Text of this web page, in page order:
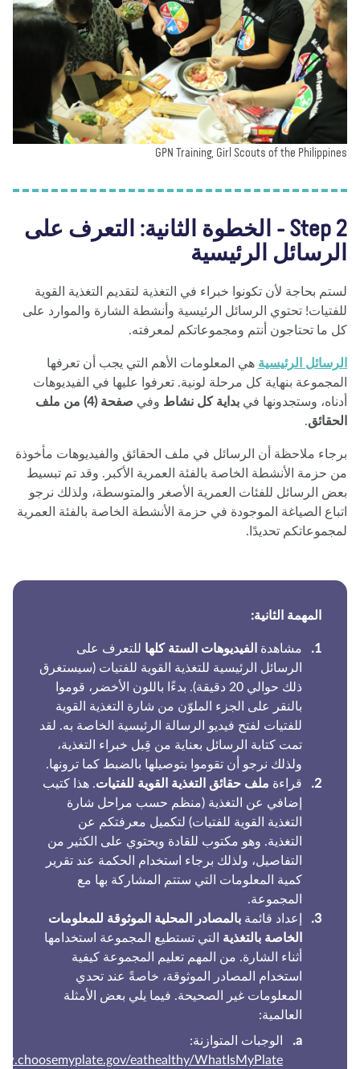
GPN Training, Girl Scouts of the
Step 2 - الخطوة الثانية: التعرف على
الرئيسية
بحاجة لأن تكونوا خبراء في التغذية لتقديم التغذية القوية
تحتوي الرسائل الرئيسية وأنشطة الشارة والموارد على
ما تحتاجون أنتم ومجموعاتكم لمعرفته.
الرئيسيةهي المعلومات الأهم التي يجب أن تعرفها
بنهاية كل مرحلة لونية. تعرفوا عليها في الفيديوهات
وستجدونها في بداية كل نشاطوفي
صفحة (4) من ملف
.
ملاحظة أن الرسائل في ملف الحقائق والفيديوهات مأخوذة
حزمة الأنشطة الخاصة بالفئة العمرية الأكبر. وقد تم تبسيط
الرسائل للفئات العمرية الأصغر والمتوسطة، ولذلك نرجو
الصياغة الموجودة في حزمة الأنشطة الخاصة بالفئة العمرية
تحديدًا.
المهمة الثانية:
مشاهدةالفيديوهات الستة كلها للتعرف على
الرسائل الرئيسية للتغذية القوية للفتيات (سيستغرق
ذلك حوالي 20 دقيقة). بدءًا باللون الأخضر، قوموا
بالنقر على الجزء الملوّن من شارة التغذية القوية
للفتيات لفتح فيديو الرسالة الرئيسية الخاصة به. لقد
تمت كتابة الرسائل بعناية من قِبل خبراء التغذية،
ولذلك نرجو أن تقوموا بتوصيلها بالضبط كما ترونها.
قراءة ملف حقائق التغذية القوية للفتيات. هذا كتيب
إضافي عن التغذية (منظم حسب مراحل شارة
التغذية القوية للفتيات) لتكميل معرفتكم عن
التغذية. وهو مكتوب للقادة ويحتوي على الكثير من
التفاصيل، ولذلك برجاء استخدام الحكمة عند تقرير
كمية المعلومات التي ستتم المشاركة بها مع
المجموعة.
إعداد قائمةبالمصادر المحلية الموثوقة للمعلومات
الخاصة بالتغذيةالتي تستطيع المجموعة استخدامها
أثناء الشارة. من المهم تعليم المجموعة كيفية
استخدام المصادر الموثوقة، خاصةً عند تحدي
المعلومات غير الصحيحة. فيما يلي بعض الأمثلة
العالمية:
الوجبات المتوازنة:
www.choosemyplate.gov/eathealthy/WhatIsMyPlate